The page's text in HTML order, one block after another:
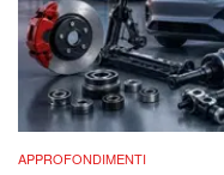
APPROFONDIMENTI